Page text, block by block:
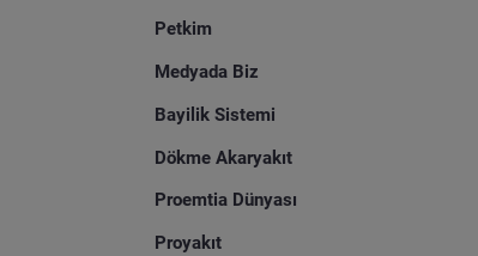
Petkim
Medyada Biz
Bayilik Sistemi
Dökme Akaryakıt
Proemtia Dünyası
Proyakıt